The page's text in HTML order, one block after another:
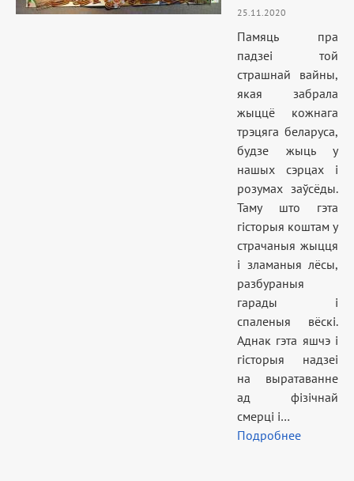
25.11.2020
Памяць пра
падзеі той
страшнай вайны,
якая забрала
жыццё кожнага
трэцяга беларуса,
будзе жыць у
нашых сэрцах і
розумах заўсёды.
Таму што гэта
гісторыя коштам у
страчаныя жыцця
і зламаныя лёсы,
разбураныя
гарады і
спаленыя вёскі.
Аднак гэта яшчэ і
гісторыя надзеі
на выратаванне
ад фізічнай
смерці і…
Подробнее